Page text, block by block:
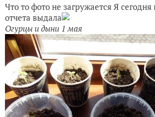
Что то фото не загружается Я сегодня
отчета выдала
Огурцы и дыни 1 мая